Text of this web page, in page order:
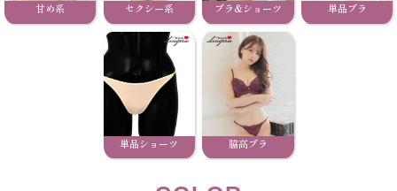
甘め系 セクシー系 ブラ&ショーツ 単品ブラ
単品ショーツ 脇高ブラ